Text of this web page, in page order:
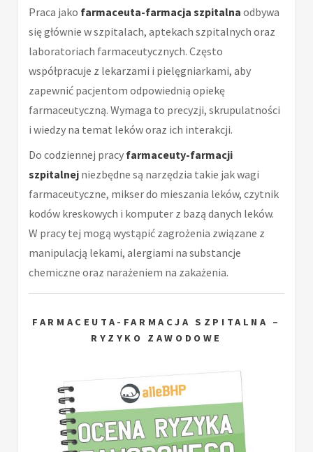
Praca jako farmaceuta-farmacja szpitalna odbywa
się głównie w szpitalach, aptekach szpitalnych oraz
laboratoriach farmaceutycznych. Często
współpracuje z lekarzami i pielęgniarkami, aby
zapewnić pacjentom odpowiednią opiekę
farmaceutyczną. Wymaga to precyzji, skrupulatności
i wiedzy na temat leków oraz ich interakcji.
Do codziennej pracy farmaceuty-farmacji
szpitalnej niezbędne są narzędzia takie jak wagi
farmaceutyczne, mikser do mieszania leków, czytnik
kodów kreskowych i komputer z bazą danych leków.
W pracy tej mogą wystąpić zagrożenia związane z
manipulacją lekami, alergiami na substancje
chemiczne oraz narażeniem na zakażenia.
FARMACEUTA-FARMACJA SZPITALNA –
RYZYKO ZAWODOWE